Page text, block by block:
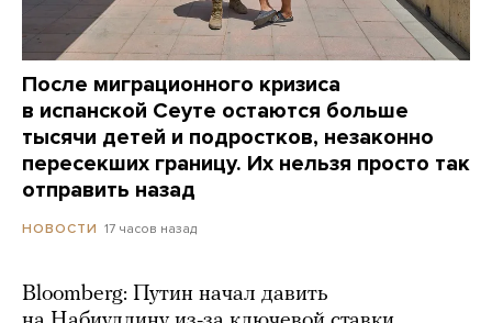
После миграционного кризиса
в испанской Сеуте остаются больше
тысячи детей и подростков, незаконно
пересекших границу. Их нельзя просто так
отправить назад
НОВОСТИ 17 часов назад
Bloomberg: Путин начал давить